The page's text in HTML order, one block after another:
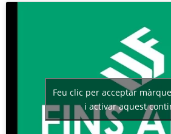
Feu clic per acceptar
i activar aquest